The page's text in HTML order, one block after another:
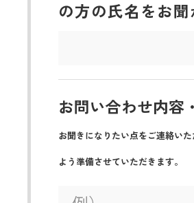
の方の氏名をお聞
お問い合わせ内容
お聞きになりたい点をご連絡い
よう準備させていただきます。